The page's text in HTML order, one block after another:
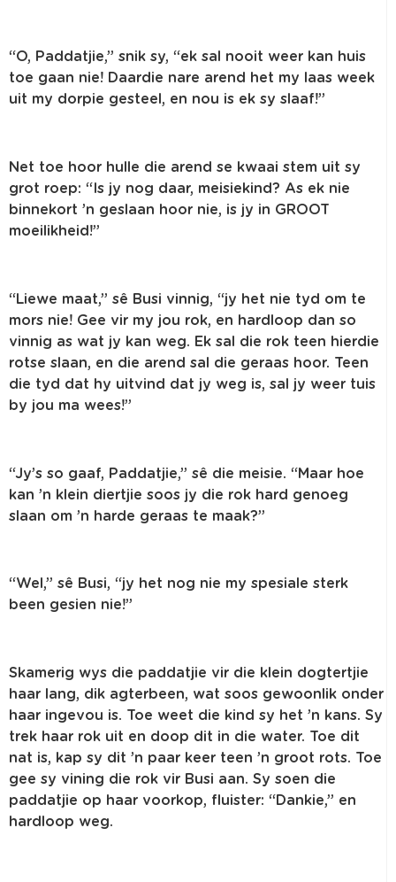
“O, Paddatjie,” snik sy, “ek sal nooit weer kan huis
toe gaan nie! Daardie nare arend het my laas week
uit my dorpie gesteel, en nou is ek sy slaaf!”
Net toe hoor hulle die arend se kwaai stem uit sy
grot roep: “Is jy nog daar, meisiekind? As ek nie
binnekort ’n geslaan hoor nie, is jy in GROOT
moeilikheid!”
“Liewe maat,” sê Busi vinnig, “jy het nie tyd om te
mors nie! Gee vir my jou rok, en hardloop dan so
vinnig as wat jy kan weg. Ek sal die rok teen hierdie
rotse slaan, en die arend sal die geraas hoor. Teen
die tyd dat hy uitvind dat jy weg is, sal jy weer tuis
by jou ma wees!”
“Jy’s so gaaf, Paddatjie,” sê die meisie. “Maar hoe
kan ’n klein diertjie soos jy die rok hard genoeg
slaan om ’n harde geraas te maak?”
“Wel,” sê Busi, “jy het nog nie my spesiale sterk
been gesien nie!”
Skamerig wys die paddatjie vir die klein dogtertjie
haar lang, dik agterbeen, wat soos gewoonlik onder
haar ingevou is. Toe weet die kind sy het ’n kans. Sy
trek haar rok uit en doop dit in die water. Toe dit
nat is, kap sy dit ’n paar keer teen ’n groot rots. Toe
gee sy vining die rok vir Busi aan. Sy soen die
paddatjie op haar voorkop, fluister: “Dankie,” en
hardloop weg.